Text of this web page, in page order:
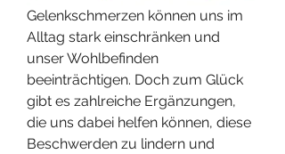
Gelenkschmerzen können uns im
Alltag stark einschränken und
unser Wohlbefinden
beeinträchtigen. Doch zum Glück
gibt es zahlreiche Ergänzungen,
die uns dabei helfen können, diese
Beschwerden zu lindern und